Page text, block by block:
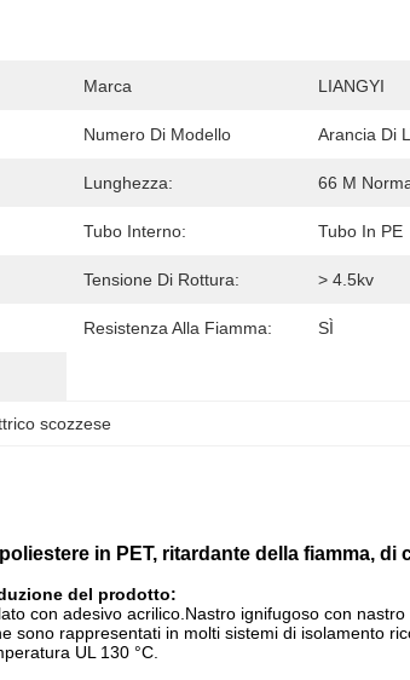
Marca LIANGYI
Numero Di Modello Arancia Di
Lunghezza: 66 M
Tubo Interno: Tubo In PE
Tensione Di Rottura: > 4.5kv
Resistenza Alla Fiamma: SÌ
scozzese
in PET, ritardante della fiamma, di
del prodotto:
con adesivo acrilico.Nastro ignifugoso con
sono rappresentati in molti sistemi di isolamento
UL 130 °C.